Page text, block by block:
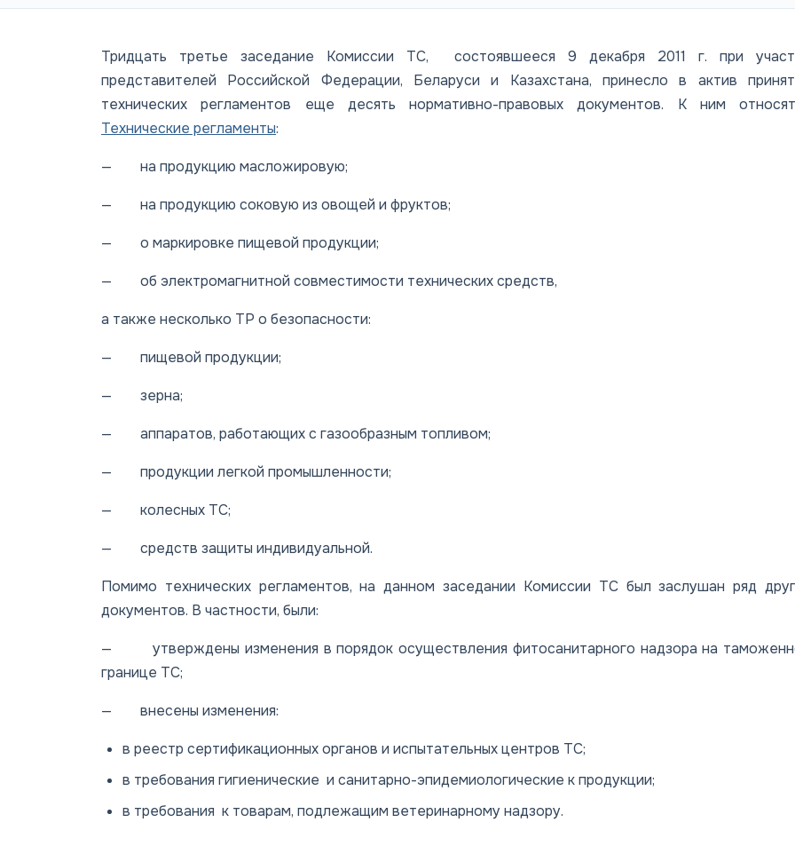
Тридцать третье заседание Комиссии ТС, состоявшееся 9 декабря 2011 г. при
представителей Российской Федерации, Беларуси и Казахстана, принесло в актив
технических регламентов еще десять нормативно-правовых документов. К ним
Технические регламенты:
— на продукцию масложировую;
— на продукцию соковую из овощей и фруктов;
— о маркировке пищевой продукции;
— об электромагнитной совместимости технических средств,
а также несколько ТР о безопасности:
— пищевой продукции;
— зерна;
— аппаратов, работающих с газообразным топливом;
— продукции легкой промышленности;
— колесных ТС;
— средств защиты индивидуальной.
Помимо технических регламентов, на данном заседании Комиссии ТС был заслушан ряд
документов. В частности, были:
— утверждены изменения в порядок осуществления фитосанитарного надзора на
границе ТС;
— внесены изменения:
в реестр сертификационных органов и испытательных центров ТС;
в требования гигиенические и санитарно-эпидемиологические к продукции;
в требования к товарам, подлежащим ветеринарному надзору.